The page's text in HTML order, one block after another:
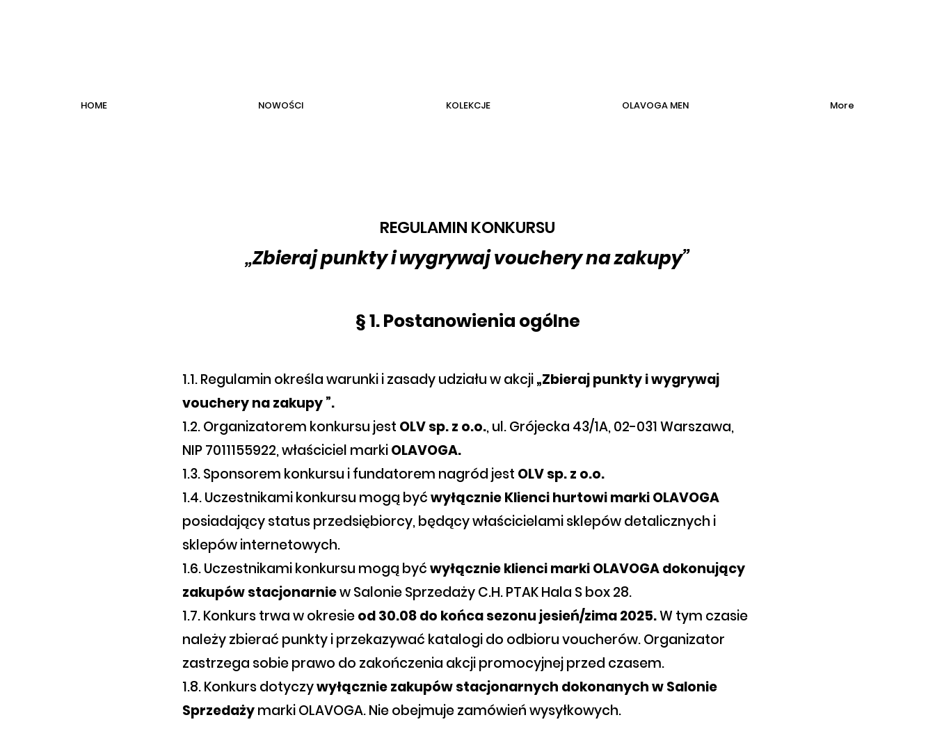
HOME NOWOŚCI KOLEKCJE OLAVOGA MEN More
REGULAMIN KONKURSU
„Zbieraj punkty i wygrywaj vouchery na zakupy”
§ 1. Postanowienia ogólne
1.1. Regulamin określa warunki i zasady udziału w akcji„Zbieraj punkty i wygrywaj
vouchery na zakupy ”.
1.2. Organizatorem konkursu jest OLV sp. z o.o., ul. Grójecka 43/1A, 02-031 Warszawa,
NIP 7011155922, właściciel markiOLAVOGA.
1.3. Sponsorem konkursu i fundatorem nagród jest OLV sp. z o.o.
1.4. Uczestnikami konkursu mogą byćwyłącznie Klienci hurtowi marki OLAVOGA
posiadający status przedsiębiorcy, będący właścicielami sklepów detalicznych i
sklepów internetowych.
1.6. Uczestnikami konkursu mogą byćwyłącznie klienci marki OLAVOGA dokonujący
zakupów stacjonarniew Salonie Sprzedaży C.H. PTAK Hala S box 28.
1.7. Konkurs trwa w okresieod 30.08 do końca sezonu jesień/zima 2025.W tym czasie
należy zbierać punkty i przekazywać katalogi do odbioru voucherów. Organizator
zastrzega sobie prawo do zakończenia akcji promocyjnej przed czasem.
1.8. Konkurs dotyczywyłącznie zakupów stacjonarnych dokonanych w Salonie
Sprzedażymarki OLAVOGA. Nie obejmuje zamówień wysyłkowych.